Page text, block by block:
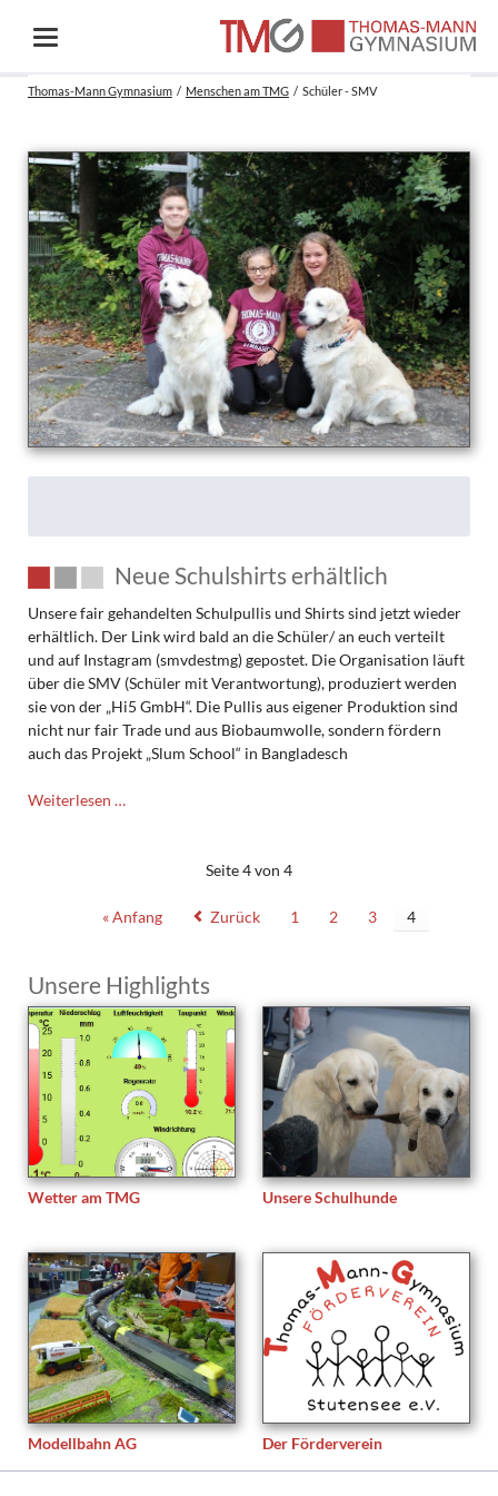
Thomas-Mann Gymnasium Menschen am TMG Schüler - SMV
Neue Schulshirts erhältlich
Unsere fair gehandelten Schulpullis und Shirts sind jetzt wieder
erhältlich. Der Link wird bald an die Schüler/ an euch verteilt
und auf Instagram (smvdestmg) gepostet. Die Organisation läuft
über die SMV (Schüler mit Verantwortung), produziert werden
sie von der „Hi5 GmbH“. Die Pullis aus eigener Produktion sind
nicht nur fair Trade und aus Biobaumwolle, sondern fördern
auch das Projekt „Slum School“ in Bangladesch
Weiterlesen …
Seite 4 von 4
« Anfang Zurück 1 2 3 4
Unsere Highlights
Wetter am TMG Unsere Schulhunde
Modellbahn AG Der Förderverein